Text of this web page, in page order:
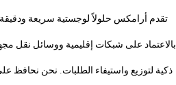
تقدم أرامكس حلولاً لوجستية سريعة ودقيقة
بالاعتماد على شبكات إقليمية ووسائل نقل
ذكية لتوزيع واستيفاء الطلبات. نحن نحافظ